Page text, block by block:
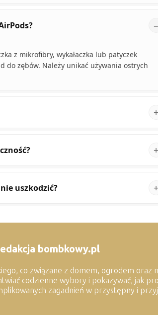
z mikrofibry, wykałaczka lub patyczek
do zębów. Należy unikać używania ostrych
uszkodzić?
bombkowy.pl
co związane z domem, ogrodem oraz
codzienne wybory i pokazywać, jak
zagadnień w przystępny i